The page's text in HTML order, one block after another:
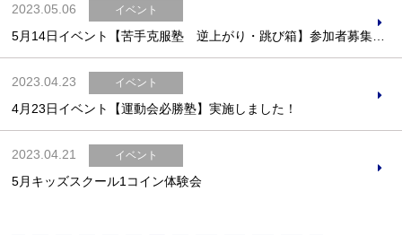
2023.05.06 イベント
2023.04.23 イベント
4月23日イベント【運動会必勝塾】実施しました！
2023.04.21 イベント
5月キッズスクール1コイン体験会